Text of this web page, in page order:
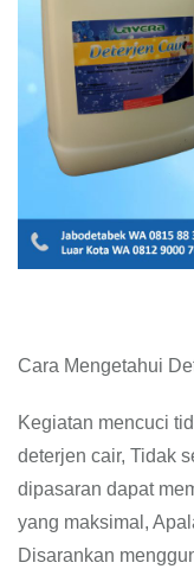
Cara Mengetahui
Kegiatan mencuci
deterjen cair, Tidak
dipasaran dapat
yang maksimal,
Disarankan